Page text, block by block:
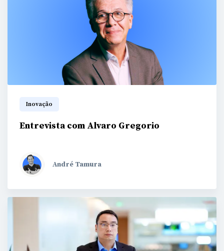
Inovação
Entrevista com Alvaro Gregorio
André Tamura